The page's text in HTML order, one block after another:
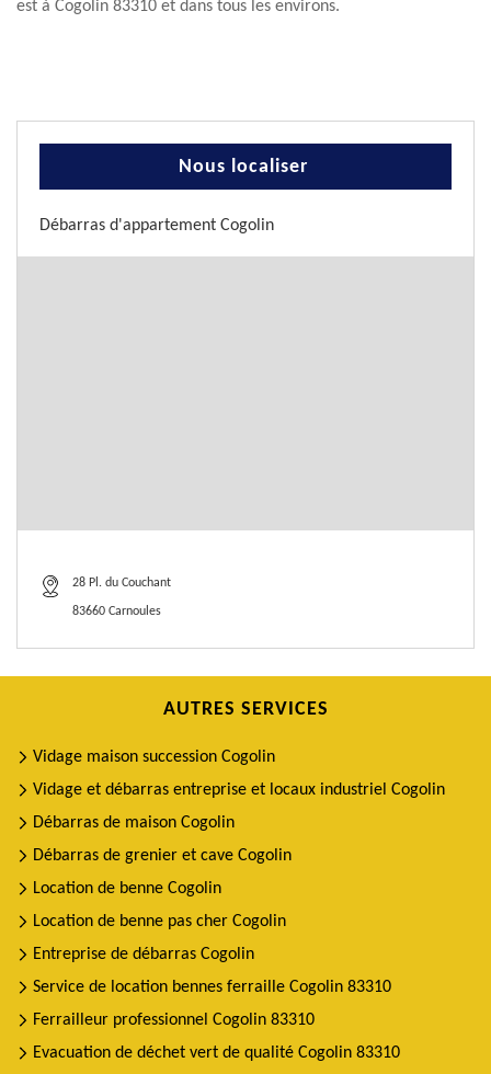
est à Cogolin 83310 et dans tous les environs.
Nous localiser
Débarras d'appartement Cogolin
28 Pl. du Couchant
83660 Carnoules
AUTRES SERVICES
Vidage maison succession Cogolin
Vidage et débarras entreprise et locaux industriel Cogolin
Débarras de maison Cogolin
Débarras de grenier et cave Cogolin
Location de benne Cogolin
Location de benne pas cher Cogolin
Entreprise de débarras Cogolin
Service de location bennes ferraille Cogolin 83310
Ferrailleur professionnel Cogolin 83310
Evacuation de déchet vert de qualité Cogolin 83310